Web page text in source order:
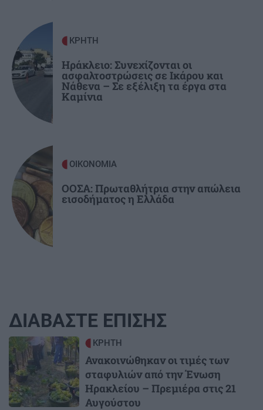
του φακέλου
ΕΛΛΑΔΑ
Σέρρες: «Τα έχασα όλα σε μια στιγμή» –
Ραγίζει καρδιές ο σύζυγος και πατέρας των
θυμάτων του τροχαίου (Βίντεο)
ΚΡΗΤΗ
Ηράκλειο: Συνεχίζονται οι
ασφαλτοστρώσεις σε Ικάρου και
Νάθενα – Σε εξέλιξη τα έργα στα
Καμίνια
ΟΙΚΟΝΟΜΙΑ
ΟΟΣΑ: Πρωταθλήτρια στην απώλεια
εισοδήματος η Ελλάδα
ΔΙΑΒΑΣΤΕ ΕΠΙΣΗΣ
Image ΚΡΗΤΗ
Ανακοινώθηκαν οι τιμές των
σταφυλιών από την Ένωση
Ηρακλείου – Πρεμιέρα στις 21
Αυγούστου